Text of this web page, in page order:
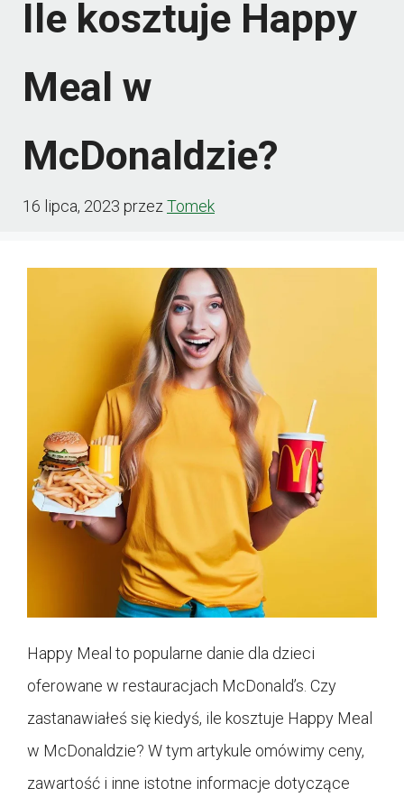
Ile kosztuje Happy
Meal w
McDonaldzie?
16 lipca, 2023 przez Tomek
Happy Meal to popularne danie dla dzieci
oferowane w restauracjach McDonald’s. Czy
zastanawiałeś się kiedyś, ile kosztuje Happy Meal
w McDonaldzie? W tym artykule omówimy ceny,
zawartość i inne istotne informacje dotyczące